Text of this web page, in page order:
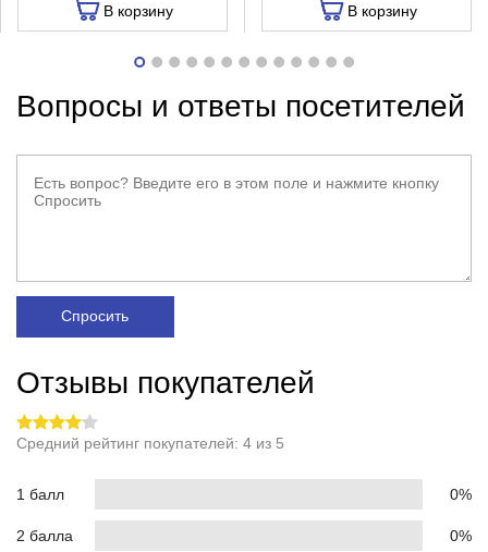
В корзину В корзину
Вопросы и ответы посетителей
Спросить
Отзывы покупателей
Средний рейтинг покупателей: 4 из 5
1 балл 0%
2 балла 0%